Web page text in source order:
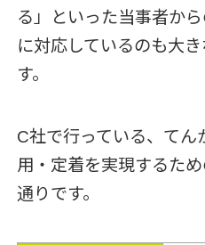
る」といった当事者か
に対応しているのも大
す。
C社で行っている、てん
用・定着を実現するた
通りです。